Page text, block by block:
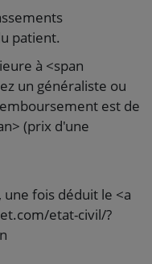
patient.
à <span
un généraliste ou
est de
(prix d'une
fois déduit le <a
etat-civil/?